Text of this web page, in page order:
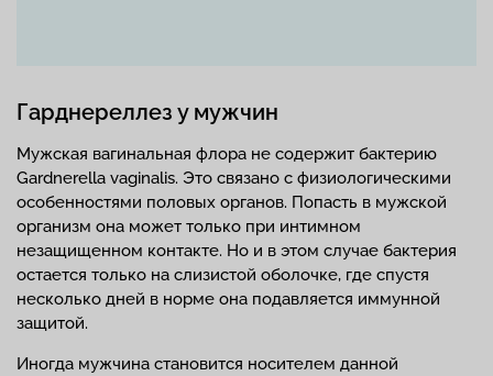
Гарднереллез у мужчин
Мужская вагинальная флора не содержит бактерию
Gardnerella vaginalis. Это связано с физиологическими
особенностями половых органов. Попасть в мужской
организм она может только при интимном
незащищенном контакте. Но и в этом случае бактерия
остается только на слизистой оболочке, где спустя
несколько дней в норме она подавляется иммунной
защитой.
Иногда мужчина становится носителем данной